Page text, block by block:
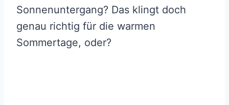
Sonnenuntergang? Das klingt doch
genau richtig für die warmen
Sommertage, oder?